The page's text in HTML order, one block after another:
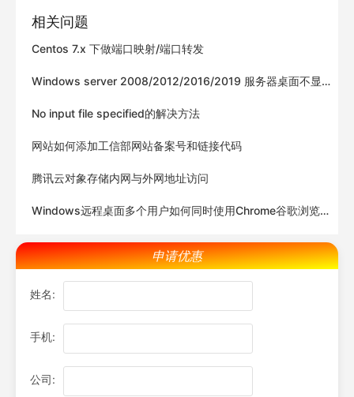
相关问题
Centos 7.x 下做端口映射/端口转发
Windows server 2008/2012/2016/2019 服务器桌面不显
No input file specified的解决方法
网站如何添加工信部网站备案号和链接代码
腾讯云对象存储内网与外网地址访问
Windows远程桌面多个用户如何同时使用Chrome谷歌浏览
申请优惠
姓名:
手机:
公司: